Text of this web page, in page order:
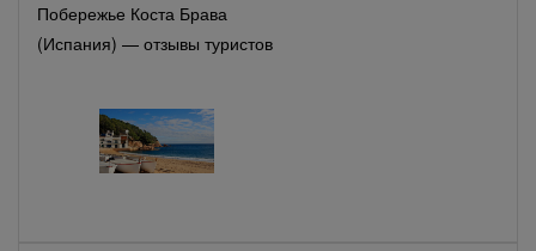
Побережье Коста Брава
(Испания) — отзывы туристов